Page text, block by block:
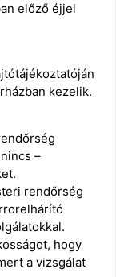
előző éjjel
kezelik.
–
rendőrség
hogy
a vizsgálat